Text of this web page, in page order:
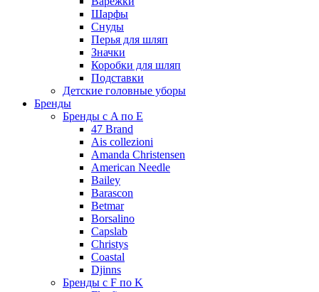
Шарфы
Снуды
Перья для шляп
Значки
Коробки для шляп
Подставки
Детские головные уборы
Бренды
Бренды с A по E
47 Brand
Ais collezioni
Amanda Christensen
American Needle
Bailey
Barascon
Betmar
Borsalino
Capslab
Christys
Coastal
Djinns
Бренды с F по K